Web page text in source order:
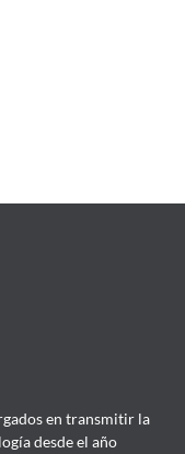
en transmitir la
desde el año